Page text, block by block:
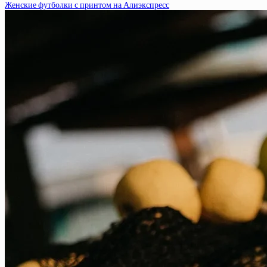
Женские футболки с принтом на Алиэкспресс